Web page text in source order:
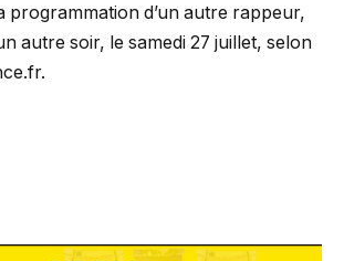
programmation d’un autre rappeur,
autre soir, le samedi 27 juillet, selon